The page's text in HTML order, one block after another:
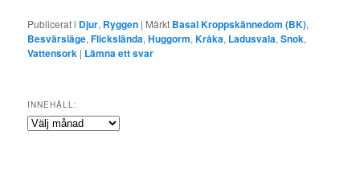
Publicerat i Djur, Ryggen | Märkt Basal Kroppskännedom (BK),
Besvärsläge,Flickslända,Huggorm,Kråka, Ladusvala,Snok,
Vattensork | Lämna ett svar
INNEHÅLL:
Innehåll: